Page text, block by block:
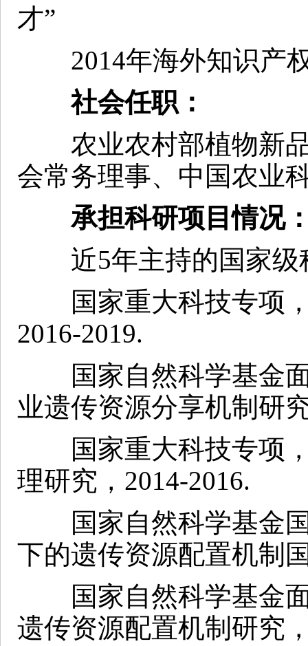
才”
2014年海外知识产
社会任职：
农业农村部植物新品
会常务理事、中国农业
承担科研项目情况
近5年主持的国家级
国家重大科技专项，
2016-2019.
国家自然科学基金面
业遗传资源分享机制研
国家重大科技专项，
理研究，2014-2016.
国家自然科学基金国
下的遗传资源配置机制
国家自然科学基金面
遗传资源配置机制研究